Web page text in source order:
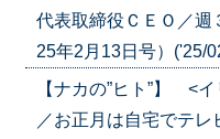
代表取締役ＣＥＯ／週
25年2月13日号）('25/
【ナカの”ヒト”】 <
／お正月は自宅でテ